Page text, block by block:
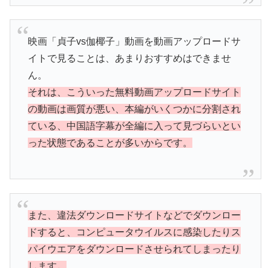
映画「貞子vs伽椰子」動画を動画アップロードサ
イトで見ることは、あまりおすすめはできませ
ん。
それは、こういった無料動画アップロードサイト
の動画は画質が悪い、本編がいくつかに分割され
ている、中国語字幕が全編に入って見づらいとい
った状態であることが多いからです。
また、違法ダウンロードサイトなどでダウンロー
ドすると、コンピュータウイルスに感染したりス
パイウエアをダウンロードさせられてしまったり
します。